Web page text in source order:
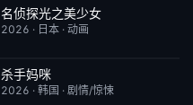
更新至第28集
名侦探光之美少女
2026 · 日本 · 动画
更新至第04集
杀手妈咪
2026 · 韩国 · 剧情/惊悚